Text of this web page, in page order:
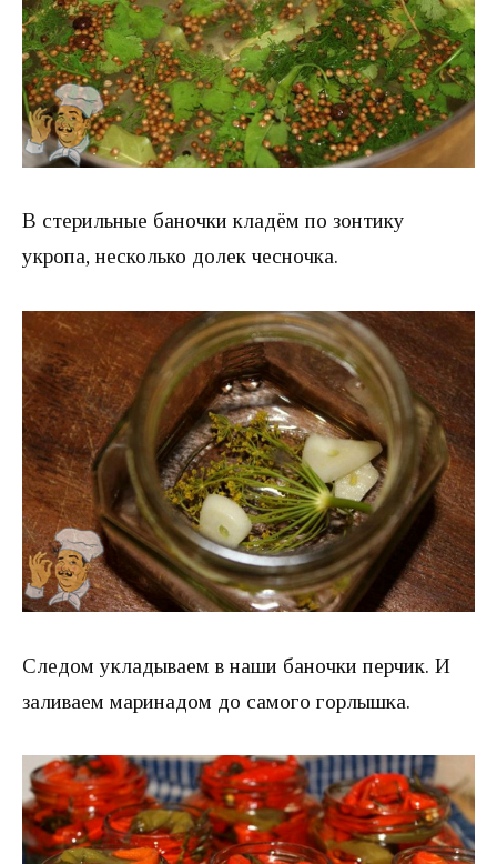
В стерильные баночки кладём по зонтику
укропа, несколько долек чесночка.
Следом укладываем в наши баночки перчик. И
заливаем маринадом до самого горлышка.